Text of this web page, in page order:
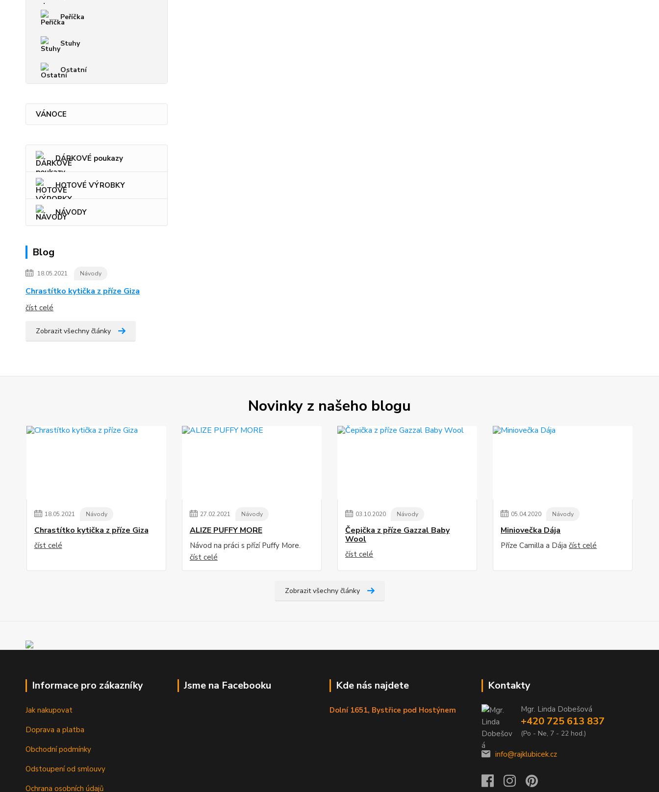
Peříčka
Stuhy
Ostatní
VÁNOCE
DÁRKOVÉ poukazy
HOTOVÉ VÝROBKY
NÁVODY
Blog
18.05.2021 Návody
Chrastítko kytička z příze Giza
číst celé
Zobrazit všechny články
Novinky z našeho blogu
18.05.2021 Návody
Chrastítko kytička z příze Giza
číst celé
27.02.2021 Návody
ALIZE PUFFY MORE
Návod na práci s přízí Puffy More.
číst celé
03.10.2020 Návody
Čepička z příze Gazzal Baby
Wool
číst celé
05.04.2020 Návody
Miniovečka Dája
Příze Camilla a Dájačíst celé
Zobrazit všechny články
Informace pro zákazníky
Jak nakupovat
Doprava a platba
Obchodní podmínky
Odstoupení od smlouvy
Ochrana osobních údajů
Jsme na Facebooku Kde nás najdete
Dolní 1651, Bystřice pod Hostýnem
Kontakty
Mgr. Linda Dobešová
+420 725 613 837
(Po - Ne, 7 - 22 hod.)
info@rajklubicek.cz